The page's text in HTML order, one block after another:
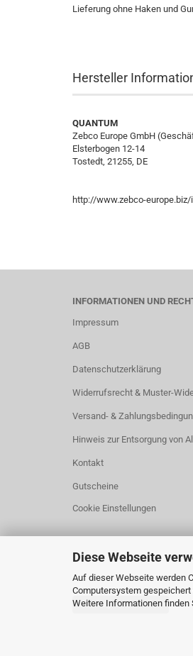
Diese Webseite
Auf dieser Webseite werden
Computersystem gespeichert
Weitere Informationen finden
Lieferung ohne Haken und
Hersteller
QUANTUM
Zebco Europe GmbH
Elsterbogen 12-14
Tostedt, 21255, DE
http://www.zebco-europe.biz/
INFORMATIONEN UND
Impressum
AGB
Datenschutzerklärung
Widerrufsrecht & Muster-
Versand- &
Hinweis zur Entsorgung von
Kontakt
Gutscheine
Cookie Einstellungen
Vertrag widerrufen